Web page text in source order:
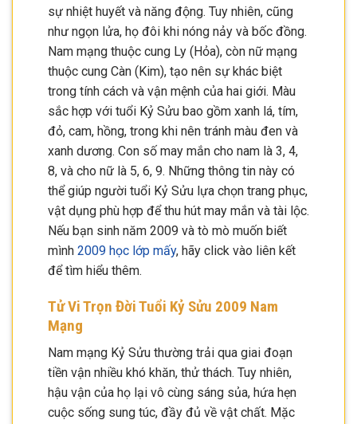
sự nhiệt huyết và năng động. Tuy nhiên, cũng
như ngọn lửa, họ đôi khi nóng nảy và bốc đồng.
Nam mạng thuộc cung Ly (Hỏa), còn nữ mạng
thuộc cung Càn (Kim), tạo nên sự khác biệt
trong tính cách và vận mệnh của hai giới. Màu
sắc hợp với tuổi Kỷ Sửu bao gồm xanh lá, tím,
đỏ, cam, hồng, trong khi nên tránh màu đen và
xanh dương. Con số may mắn cho nam là 3, 4,
8, và cho nữ là 5, 6, 9. Những thông tin này có
thể giúp người tuổi Kỷ Sửu lựa chọn trang phục,
vật dụng phù hợp để thu hút may mắn và tài lộc.
Nếu bạn sinh năm 2009 và tò mò muốn biết
mình 2009 học lớp mấy, hãy click vào liên kết
để tìm hiểu thêm.
Tử Vi Trọn Đời Tuổi Kỷ Sửu 2009 Nam
Mạng
Nam mạng Kỷ Sửu thường trải qua giai đoạn
tiền vận nhiều khó khăn, thử thách. Tuy nhiên,
hậu vận của họ lại vô cùng sáng sủa, hứa hẹn
cuộc sống sung túc, đầy đủ về vật chất. Mặc